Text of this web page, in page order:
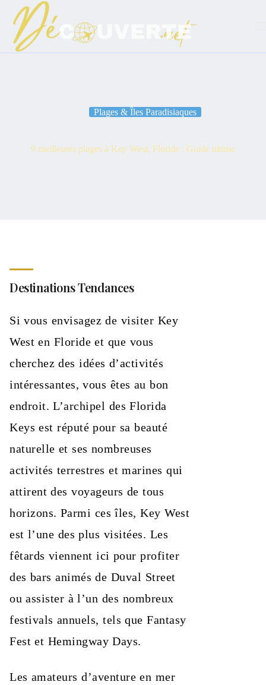
contenu
Plages & Îles Paradisiaques
9 meilleures plages à Key West, Floride : Guide ultime
Destinations Tendances
Si vous envisagez de visiter Key
West en Floride et que vous
cherchez des idées d’activités
intéressantes, vous êtes au bon
endroit. L’archipel des Florida
Keys est réputé pour sa beauté
naturelle et ses nombreuses
activités terrestres et marines qui
attirent des voyageurs de tous
horizons. Parmi ces îles, Key West
est l’une des plus visitées. Les
fêtards viennent ici pour profiter
des bars animés de Duval Street
ou assister à l’un des nombreux
festivals annuels, tels que Fantasy
Fest et Hemingway Days.
Les amateurs d’aventure en mer